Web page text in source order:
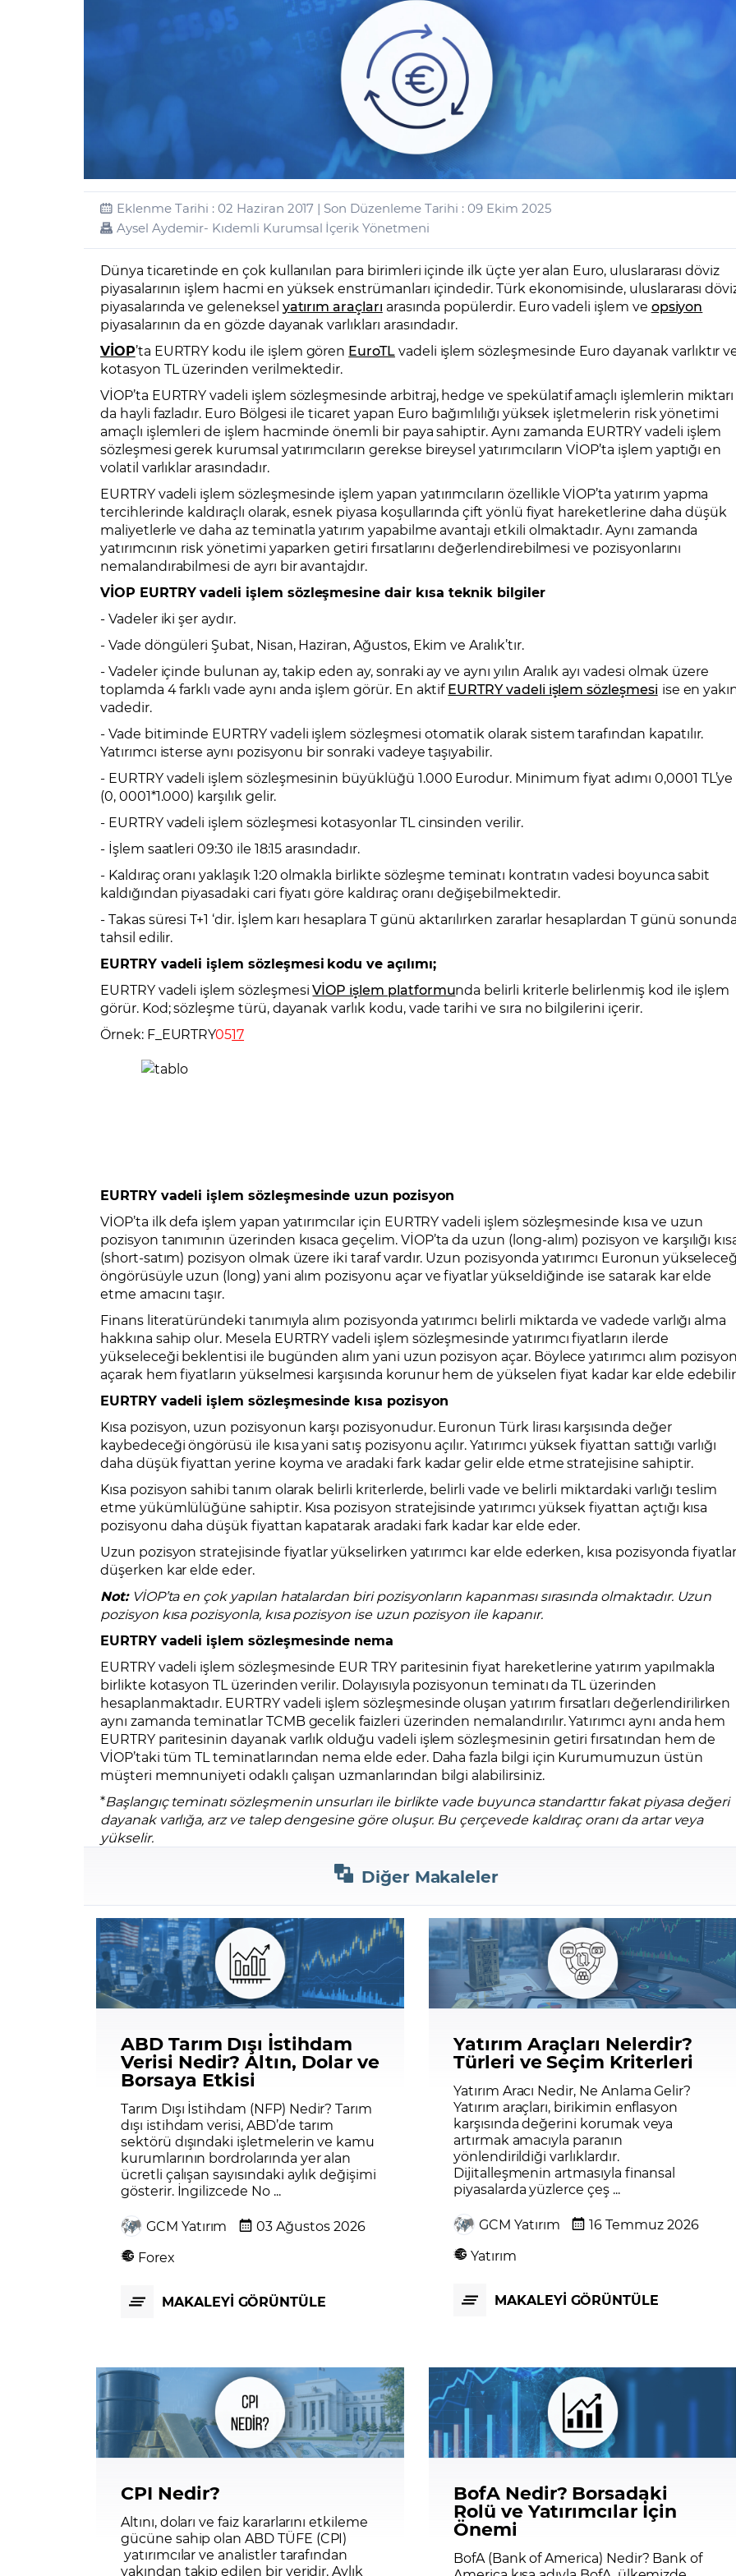
Zarar Olasılığınız Forex Nedir? CFD Nedir?
Model Portföy Sorularla Borsa Borsa İşlem Koşulları
İŞLEM PLATFORMLARI
GCM MT4 Eğitim Videoları GCM MT5 Eğitim Videoları
Sorularla Borsa Finans Sözlüğü Eğitim Kitapları Finansal Okur Yazarlık
Yurt Dışı Bilanço Takvimi Yurt İçi Bilanço Takvimi Ekonomik Takvim
Yasal Bildirimler Para Güvenliği ve Transferi Sıkça Sorulan Sorular
Eklenme Tarihi : 02 Haziran 2017 | Son Düzenleme Tarihi : 09 Ekim 2025
Aysel Aydemir- Kıdemli Kurumsal İçerik Yönetmeni
Dünya ticaretinde en çok kullanılan para birimleri içinde ilk üçte yer alan Euro, uluslararası döviz
piyasalarının işlem hacmi en yüksek enstrümanları içindedir. Türk ekonomisinde, uluslararası
piyasalarında ve geleneksel yatırım araçları arasında popülerdir. Euro vadeli işlem ve opsiyon
piyasalarının da en gözde dayanak varlıkları arasındadır.
VİOP’ta EURTRY kodu ile işlem gören EuroTLvadeli işlem sözleşmesinde Euro dayanak varlıktır
kotasyon TL üzerinden verilmektedir.
VİOP’ta EURTRY vadeli işlem sözleşmesinde arbitraj, hedge ve spekülatif amaçlı işlemlerin miktarı
da hayli fazladır. Euro Bölgesi ile ticaret yapan Euro bağımlılığı yüksek işletmelerin risk yönetimi
amaçlı işlemleri de işlem hacminde önemli bir paya sahiptir. Aynı zamanda EURTRY vadeli işlem
sözleşmesi gerek kurumsal yatırımcıların gerekse bireysel yatırımcıların VİOP’ta işlem yaptığı en
volatil varlıklar arasındadır.
EURTRY vadeli işlem sözleşmesinde işlem yapan yatırımcıların özellikle VİOP’ta yatırım yapma
tercihlerinde kaldıraçlı olarak, esnek piyasa koşullarında çift yönlü fiyat hareketlerine daha düşük
maliyetlerle ve daha az teminatla yatırım yapabilme avantajı etkili olmaktadır. Aynı zamanda
yatırımcının risk yönetimi yaparken getiri fırsatlarını değerlendirebilmesi ve pozisyonlarını
nemalandırabilmesi de ayrı bir avantajdır.
VİOP EURTRY vadeli işlem sözleşmesine dair kısa teknik bilgiler
- Vadeler iki şer aydır.
- Vade döngüleri Şubat, Nisan, Haziran, Ağustos, Ekim ve Aralık’tır.
- Vadeler içinde bulunan ay, takip eden ay, sonraki ay ve aynı yılın Aralık ayı vadesi olmak üzere
toplamda 4 farklı vade aynı anda işlem görür. En aktifEURTRY vadeli işlem sözleşmesi ise en
vadedir.
- Vade bitiminde EURTRY vadeli işlem sözleşmesi otomatik olarak sistem tarafından kapatılır.
Yatırımcı isterse aynı pozisyonu bir sonraki vadeye taşıyabilir.
- EURTRY vadeli işlem sözleşmesinin büyüklüğü 1.000 Eurodur. Minimum fiyat adımı 0,0001 TL’ye
(0, 0001*1.000) karşılık gelir.
- EURTRY vadeli işlem sözleşmesi kotasyonlar TL cinsinden verilir.
- İşlem saatleri 09:30 ile 18:15 arasındadır.
- Kaldıraç oranı yaklaşık 1:20 olmakla birlikte sözleşme teminatı kontratın vadesi boyunca sabit
kaldığından piyasadaki cari fiyatı göre kaldıraç oranı değişebilmektedir.
- Takas süresi T+1 ‘dir. İşlem karı hesaplara T günü aktarılırken zararlar hesaplardan T günü sonunda
tahsil edilir.
EURTRY vadeli işlem sözleşmesi kodu ve açılımı;
EURTRY vadeli işlem sözleşmesiVİOP işlem platformunda belirli kriterle belirlenmiş kod ile işlem
görür. Kod; sözleşme türü, dayanak varlık kodu, vade tarihi ve sıra no bilgilerini içerir.
Örnek: F_EURTRY0517
EURTRY vadeli işlem sözleşmesinde uzun pozisyon
VİOP’ta ilk defa işlem yapan yatırımcılar için EURTRY vadeli işlem sözleşmesinde kısa ve uzun
pozisyon tanımının üzerinden kısaca geçelim. VİOP’ta da uzun (long-alım) pozisyon ve karşılığı
(short-satım) pozisyon olmak üzere iki taraf vardır. Uzun pozisyonda yatırımcı Euronun
öngörüsüyle uzun (long) yani alım pozisyonu açar ve fiyatlar yükseldiğinde ise satarak kar elde
etme amacını taşır.
Finans literatüründeki tanımıyla alım pozisyonda yatırımcı belirli miktarda ve vadede varlığı alma
hakkına sahip olur. Mesela EURTRY vadeli işlem sözleşmesinde yatırımcı fiyatların ilerde
yükseleceği beklentisi ile bugünden alım yani uzun pozisyon açar. Böylece yatırımcı alım
açarak hem fiyatların yükselmesi karşısında korunur hem de yükselen fiyat kadar kar elde
EURTRY vadeli işlem sözleşmesinde kısa pozisyon
Kısa pozisyon, uzun pozisyonun karşı pozisyonudur. Euronun Türk lirası karşısında değer
kaybedeceği öngörüsü ile kısa yani satış pozisyonu açılır. Yatırımcı yüksek fiyattan sattığı varlığı
daha düşük fiyattan yerine koyma ve aradaki fark kadar gelir elde etme stratejisine sahiptir.
Kısa pozisyon sahibi tanım olarak belirli kriterlerde, belirli vade ve belirli miktardaki varlığı teslim
etme yükümlülüğüne sahiptir. Kısa pozisyon stratejisinde yatırımcı yüksek fiyattan açtığı kısa
pozisyonu daha düşük fiyattan kapatarak aradaki fark kadar kar elde eder.
Uzun pozisyon stratejisinde fiyatlar yükselirken yatırımcı kar elde ederken, kısa pozisyonda fiyatlar
düşerken kar elde eder.
Not: VİOP’ta en çok yapılan hatalardan biri pozisyonların kapanması sırasında olmaktadır. Uzun
pozisyon kısa pozisyonla, kısa pozisyon ise uzun pozisyon ile kapanır.
EURTRY vadeli işlem sözleşmesinde nema
EURTRY vadeli işlem sözleşmesinde EUR TRY paritesinin fiyat hareketlerine yatırım yapılmakla
birlikte kotasyon TL üzerinden verilir. Dolayısıyla pozisyonun teminatı da TL üzerinden
hesaplanmaktadır. EURTRY vadeli işlem sözleşmesinde oluşan yatırım fırsatları değerlendirilirken
aynı zamanda teminatlar TCMB gecelik faizleri üzerinden nemalandırılır. Yatırımcı aynı anda hem
EURTRY paritesinin dayanak varlık olduğu vadeli işlem sözleşmesinin getiri fırsatından hem de
VİOP’taki tüm TL teminatlarından nema elde eder. Daha fazla bilgi için Kurumumuzun üstün
müşteri memnuniyeti odaklı çalışan uzmanlarından bilgi alabilirsiniz.
*Başlangıç teminatı sözleşmenin unsurları ile birlikte vade buyunca standarttır fakat piyasa değeri
dayanak varlığa, arz ve talep dengesine göre oluşur. Bu çerçevede kaldıraç oranı da artar veya
yükselir.
Diğer Makaleler
ABD Tarım Dışı İstihdam
Verisi Nedir? Altın, Dolar ve
Borsaya Etkisi
Tarım Dışı İstihdam (NFP) Nedir? Tarım
dışı istihdam verisi, ABD’de tarım
sektörü dışındaki işletmelerin ve kamu
kurumlarının bordrolarında yer alan
ücretli çalışan sayısındaki aylık değişimi
gösterir. İngilizcede No ...
GCM Yatırım
03 Ağustos 2026
Forex
MAKALEYİ GÖRÜNTÜLE
Yatırım Araçları Nelerdir?
Türleri ve Seçim Kriterleri
Yatırım Aracı Nedir, Ne Anlama Gelir?
Yatırım araçları, birikimin enflasyon
karşısında değerini korumak veya
artırmak amacıyla paranın
yönlendirildiği varlıklardır.
Dijitalleşmenin artmasıyla finansal
piyasalarda yüzlerce çeş ...
GCM Yatırım
16 Temmuz 2026
Yatırım
MAKALEYİ GÖRÜNTÜLE
CPI Nedir?
Altını, doları ve faiz kararlarını etkileme
gücüne sahip olan ABD TÜFE (CPI)
yatırımcılar ve analistler tarafından
yakından takip edilen bir veridir. Aylık
BofA Nedir? Borsadaki
Rolü ve Yatırımcılar İçin
Önemi
BofA (Bank of America) Nedir? Bank of